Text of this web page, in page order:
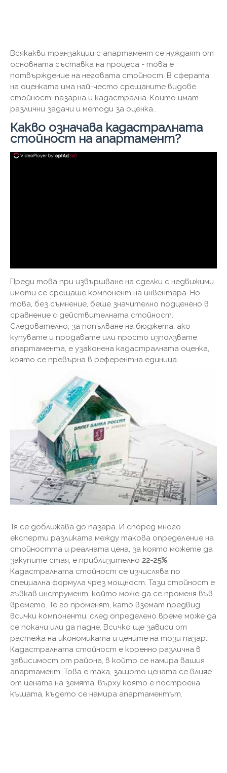
Всякакви транзакции с апартамент се нуждаят от
основната съставка на процеса - това е
потвърждение на неговата стойност. В сферата
на оценката има най-често срещаните видове
стойност: пазарна и кадастрална. Които имат
различни задачи и методи за оценка..
Какво означава кадастралната
стойност на апартамент?
Преди това при извършване на сделки с недвижими
имоти се срещаше компонент на инвентара. Но
това, без съмнение, беше значително подценено в
сравнение с действителната стойност.
Следователно, за попълване на бюджета, ако
купувате и продавате или просто използвате
апартамента, е узаконена кадастралната оценка,
която се превърна в референтна единица.
Тя се доближава до пазара. И според много
експерти разликата между такова определение на
стойността и реалната цена, за която можете да
закупите стая, е приблизително 22-25%.
Кадастралната стойност се изчислява по
специална формула чрез мощност. Тази стойност е
гъвкав инструмент, който може да се променя във
времето. Те го променят, като вземат предвид
всички компоненти, след определено време може да
се покачи или да падне. Всичко ще зависи от
растежа на икономиката и цените на този пазар..
Кадастралната стойност е коренно различна в
зависимост от района, в който се намира вашия
апартамент. Това е така, защото цената се влияе
от цената на земята, върху която е построена
къщата, където се намира апартаментът.